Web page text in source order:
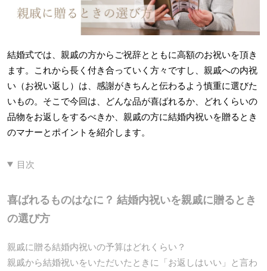
結婚式では、親戚の方からご祝辞とともに高額のお祝いを頂き
ます。これから長く付き合っていく方々ですし、親戚への内祝
い（お祝い返し）は、感謝がきちんと伝わるよう慎重に選びた
いもの。そこで今回は、どんな品が喜ばれるか、どれくらいの
品物をお返しをするべきか、親戚の方に結婚内祝いを贈るとき
のマナーとポイントを紹介します。
目次
喜ばれるものはなに？ 結婚内祝いを親戚に贈るとき
の選び方
親戚に贈る結婚内祝いの予算はどれくらい？
親戚から結婚祝いをいただいたときに「お返しはいい」と言わ